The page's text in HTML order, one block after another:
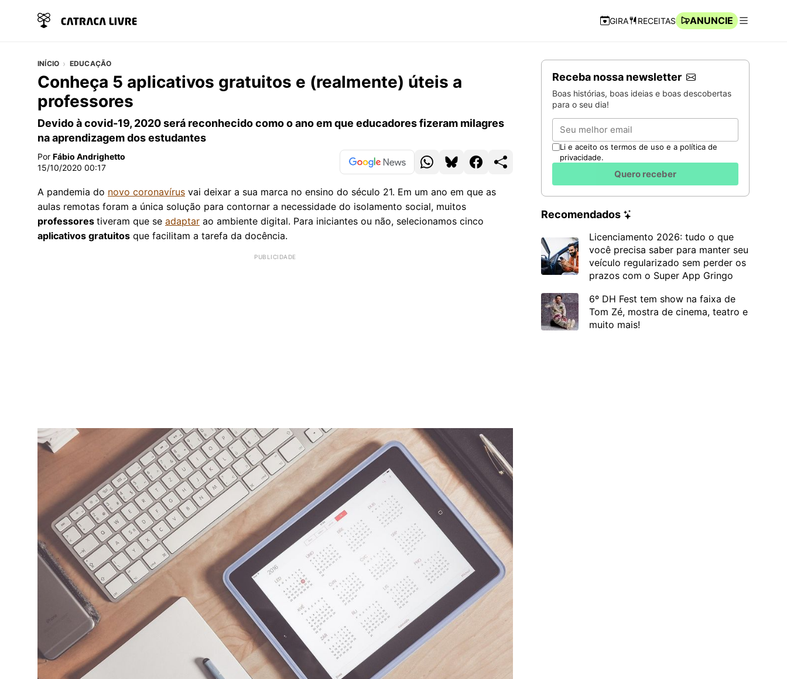
Navegação Rápida
GIRA RECEITAS
ANUNCIE
INÍCIO EDUCAÇÃO
Conheça 5 aplicativos gratuitos e (realmente) úteis a
professores
Devido à covid-19, 2020 será reconhecido como o ano em que educadores fizeram milagres
na aprendizagem dos estudantes
Por Fábio Andrighetto
15/10/2020 00:17
A pandemia do novo coronavírus vai deixar a sua marca no ensino do século 21. Em um ano em que as
aulas remotas foram a única solução para contornar a necessidade do isolamento social, muitos
professores tiveram que se adaptar ao ambiente digital. Para iniciantes ou não, selecionamos cinco
aplicativos gratuitos que facilitam a tarefa da docência.
Receba nossa newsletter
Boas histórias, boas ideias e boas descobertas
para o seu dia!
Email
Li e aceito os termos de uso e a política de
privacidade.
Quero receber
Recomendados
Licenciamento 2026: tudo o que
você precisa saber para manter seu
veículo regularizado sem perder os
prazos com o Super App Gringo
6º DH Fest tem show na faixa de
Tom Zé, mostra de cinema, teatro e
muito mais!